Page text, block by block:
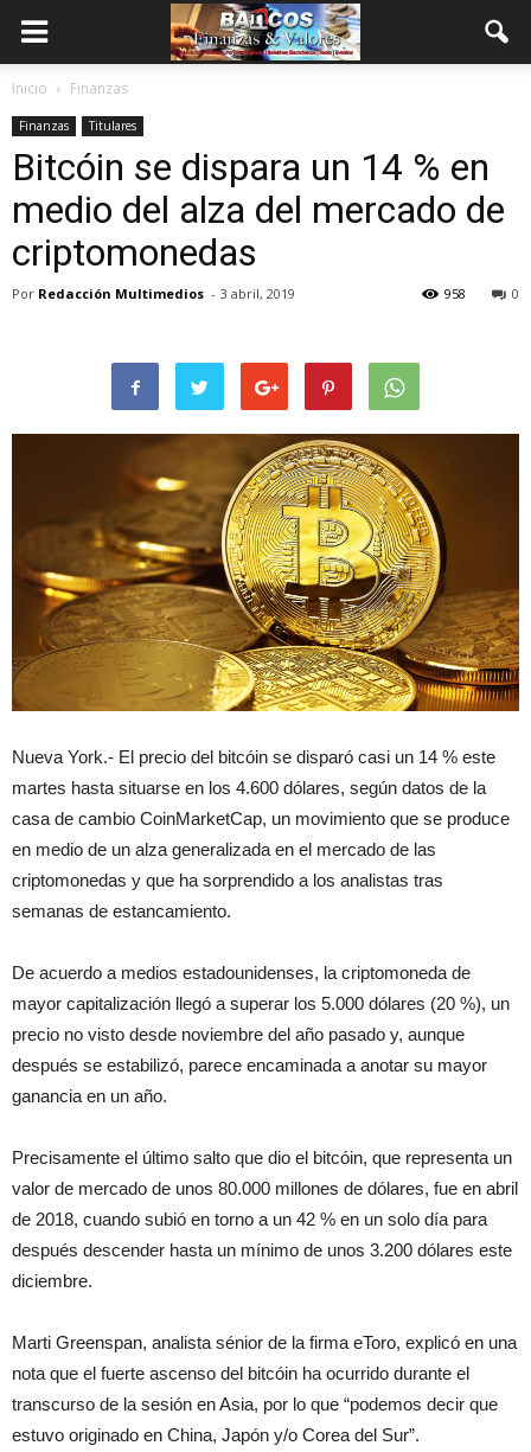
Inicio Finanzas
Finanzas Titulares
Bitcóin se dispara un 14 % en
medio del alza del mercado de
criptomonedas
Por Redacción Multimedios - 3 abril, 2019 0
958
Nueva York.- El precio del bitcóin se disparó casi un 14 % este
martes hasta situarse en los 4.600 dólares, según datos de la
casa de cambio CoinMarketCap, un movimiento que se produce
en medio de un alza generalizada en el mercado de las
criptomonedas y que ha sorprendido a los analistas tras
semanas de estancamiento.
De acuerdo a medios estadounidenses, la criptomoneda de
mayor capitalización llegó a superar los 5.000 dólares (20 %), un
precio no visto desde noviembre del año pasado y, aunque
después se estabilizó, parece encaminada a anotar su mayor
ganancia en un año.
Precisamente el último salto que dio el bitcóin, que representa un
valor de mercado de unos 80.000 millones de dólares, fue en abril
de 2018, cuando subió en torno a un 42 % en un solo día para
después descender hasta un mínimo de unos 3.200 dólares este
diciembre.
Marti Greenspan, analista sénior de la firma eToro, explicó en una
nota que el fuerte ascenso del bitcóin ha ocurrido durante el
transcurso de la sesión en Asia, por lo que “podemos decir que
estuvo originado en China, Japón y/o Corea del Sur”.